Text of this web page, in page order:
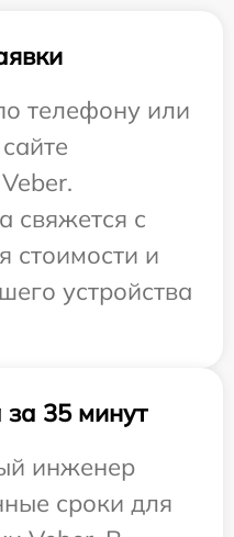
телефону или
свяжется с
стоимости и
устройства
35 минут
инженер
сроки для